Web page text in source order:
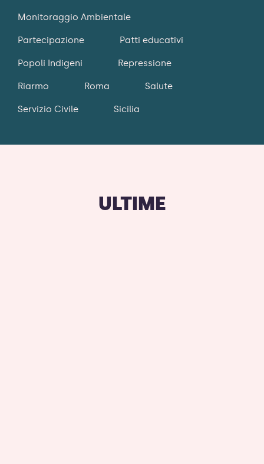
Monitoraggio Ambientale
Partecipazione Patti educativi
Popoli Indigeni Repressione
Riarmo Roma Salute
Servizio Civile Sicilia
ULTIME